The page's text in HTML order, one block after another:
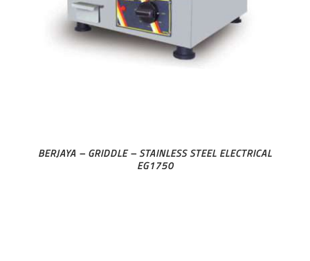
BERJAYA – GRIDDLE – STAINLESS STEEL ELECTRICAL
EG1750